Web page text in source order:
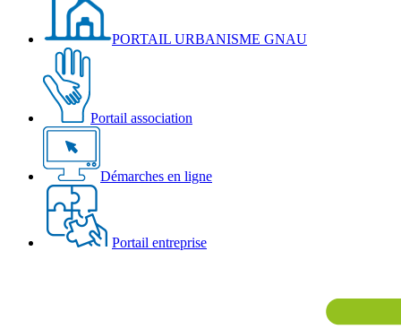
PORTAIL URBANISME GNAU
Portail association
Démarches en ligne
Portail entreprise